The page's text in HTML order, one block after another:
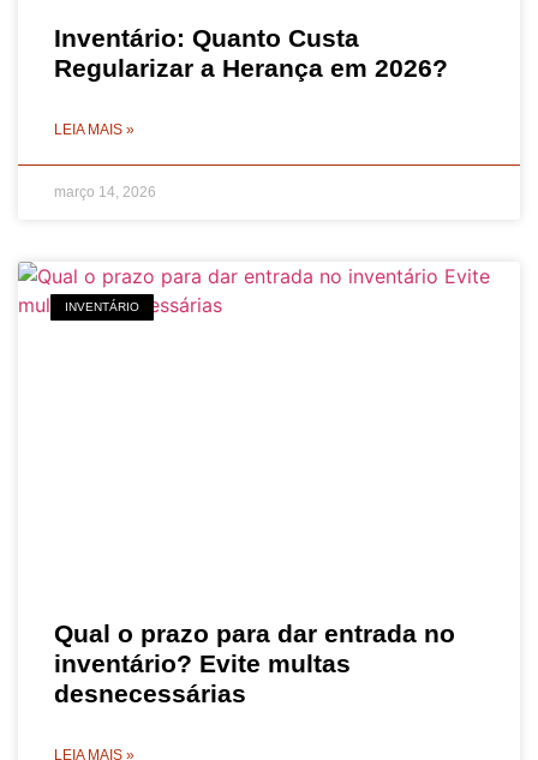
Inventário: Quanto Custa
Regularizar a Herança em 2026?
LEIA MAIS »
março 14, 2026
INVENTÁRIO
Qual o prazo para dar entrada no
inventário? Evite multas
desnecessárias
LEIA MAIS »